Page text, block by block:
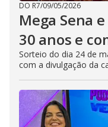
DO R7/09/05/2026
Mega Sena
30 anos e
Sorteio do dia 24 de
com a divulgação da